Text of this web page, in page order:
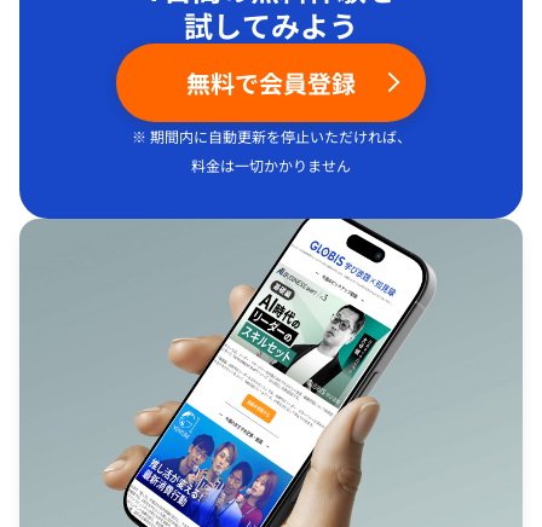
試してみよう
無料で会員登録
※ 期間内に自動更新を停止いただければ、
料金は一切かかりません